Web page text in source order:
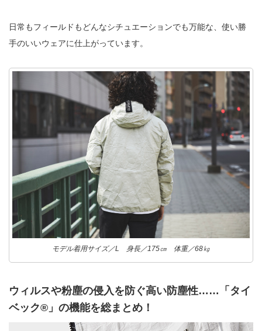
日常もフィールドもどんなシチュエーションでも万能な、使い勝
手のいいウェアに仕上がっています。
モデル着用サイズ／L 身長／175㎝ 体重／68㎏
ウィルスや粉塵の侵入を防ぐ高い防塵性……「タイ
ベック®️」の機能を総まとめ！